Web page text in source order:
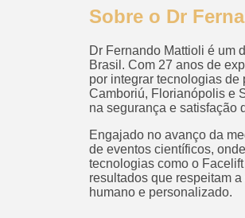
Sobre o Dr
Dr Fernando Mattioli é um
Brasil. Com 27 anos de
por integrar tecnologias
Camboriú, Florianópolis e
na segurança e satisfação
Engajado no avanço da
de eventos científicos,
tecnologias como o
resultados que respeitam
humano e personalizado.